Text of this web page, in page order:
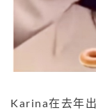
Karina在去年